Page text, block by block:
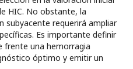
HIC. No obstante, la
subyacente requerirá ampliar
Es importante definir
frente una hemorragia
óptimo y emitir un